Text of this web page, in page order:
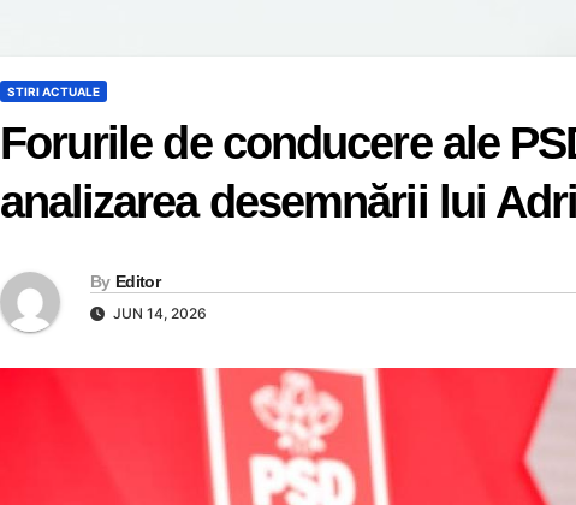
STIRI ACTUALE
Forurile de conducere ale
analizarea desemnării lui
By Editor
JUN 14, 2026